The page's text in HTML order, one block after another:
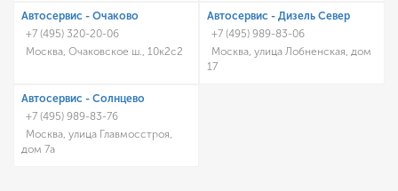
Автосервис - Очаково
+7 (495) 320-20-06
Москва, Очаковское ш., 10к2с2
Автосервис - Дизель Север
+7 (495) 989-83-06
Москва, улица Лобненская, дом
17
Автосервис - Солнцево
+7 (495) 989-83-76
Москва, улица Главмосстроя,
дом 7а